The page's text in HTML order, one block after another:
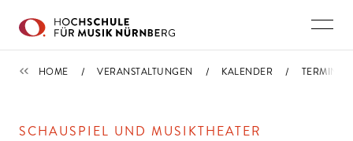
TERMINE
HOME VERANSTALTUNGEN KALENDER TERMIN
SCHAUSPIEL UND MUSIKTHEATER